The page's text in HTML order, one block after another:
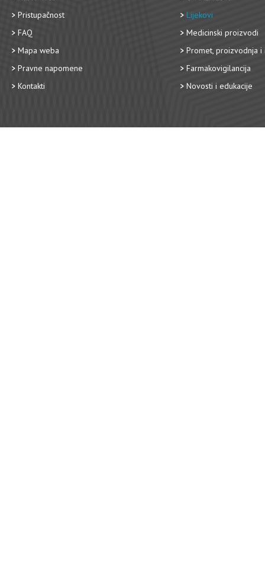
Pristupačnost
FAQ
Mapa weba
Pravne napomene
Kontakti
Lijekovi
Medicinski proizvodi
Promet, proizvodnja i
Farmakovigilancija
Novosti i edukacije